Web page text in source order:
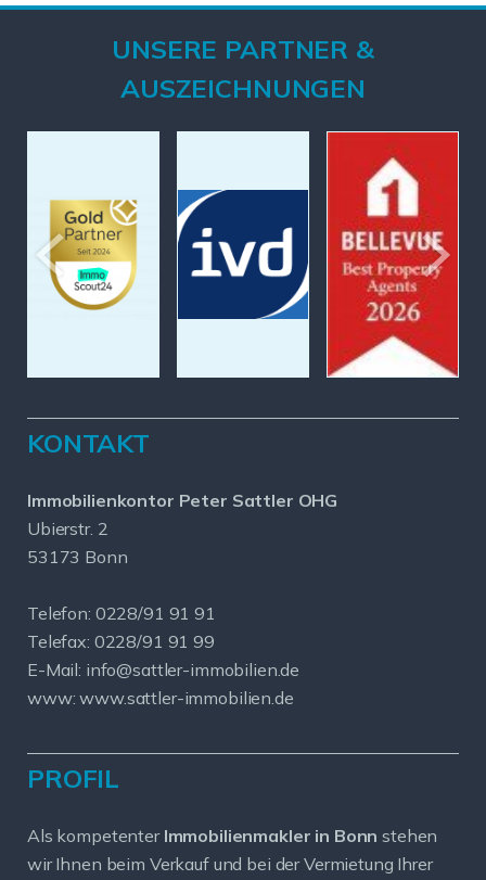
UNSERE PARTNER &
AUSZEICHNUNGEN
KONTAKT
Immobilienkontor Peter Sattler OHG
Ubierstr. 2
53173 Bonn
Telefon: 0228/91 91 91
Telefax: 0228/91 91 99
E-Mail: info@sattler-immobilien.de
www: www.sattler-immobilien.de
PROFIL
Als kompetenter Immobilienmakler in Bonn stehen
wir Ihnen beim Verkauf und bei der Vermietung Ihrer